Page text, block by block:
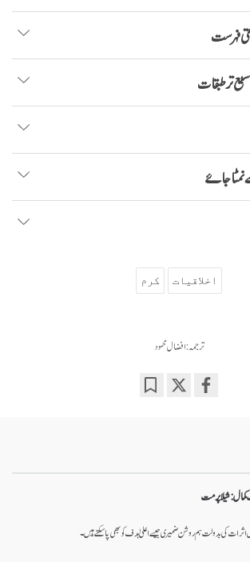
فہرست
تر طبقات
نمٹا جاۓ
اخلاقیات کرم
ترجمہ: افضال محمود
شیلا پرمت
کی بدولت ہم روشن ضمیری جیسے اعلیٰ ہدف کو بھی پا سکتے ہیں۔